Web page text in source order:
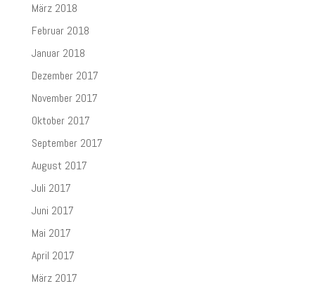
März 2018
Februar 2018
Januar 2018
Dezember 2017
November 2017
Oktober 2017
September 2017
August 2017
Juli 2017
Juni 2017
Mai 2017
April 2017
März 2017